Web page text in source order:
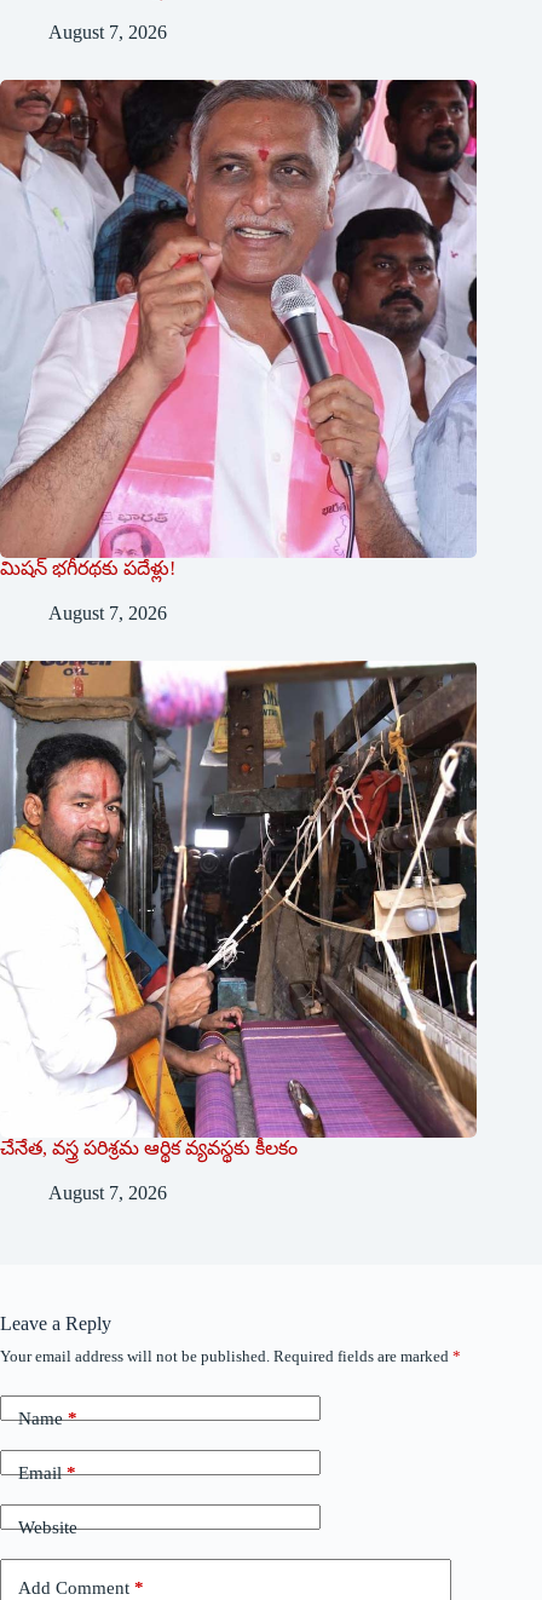
August 7, 2026
మిషన్ భగీరథకు పదేళ్లు!
August 7, 2026
చేనేత, వస్త్ర పరిశ్రమ ఆర్థిక వ్యవస్థకు కీలకం
August 7, 2026
Leave a Reply
Your email address will not be published. Required fields are marked *
Name*
Email*
Website
Add Comment *